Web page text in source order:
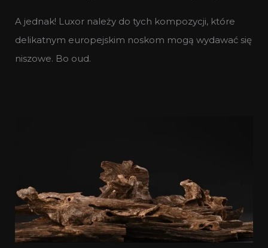
A jednak! Luxor należy do tych kompozycji, które
delikatnym europejskim noskom mogą wydawać się
niszowe. Bo oud.